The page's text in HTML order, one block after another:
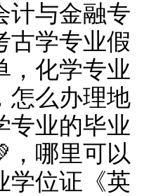
计与金融专
古学专业假
，化学专业
怎么办理地
专业的毕业
，哪里可以
学位证《英